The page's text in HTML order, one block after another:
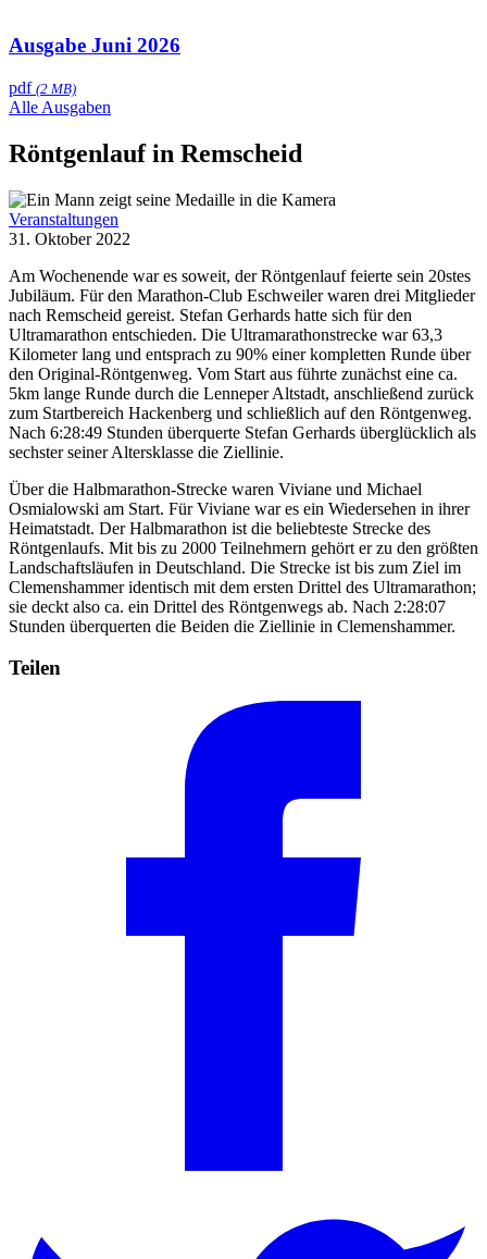
Ausgabe Juni 2026
pdf (2 MB)
Alle Ausgaben
Röntgenlauf in Remscheid
Veranstaltungen
31. Oktober 2022
Am Wochenende war es soweit, der Röntgenlauf feierte sein 20stes
Jubiläum. Für den Marathon-Club Eschweiler waren drei Mitglieder
nach Remscheid gereist. Stefan Gerhards hatte sich für den
Ultramarathon entschieden. Die Ultramarathonstrecke war 63,3
Kilometer lang und entsprach zu 90% einer kompletten Runde über
den Original-Röntgenweg. Vom Start aus führte zunächst eine ca.
5km lange Runde durch die Lenneper Altstadt, anschließend zurück
zum Startbereich Hackenberg und schließlich auf den Röntgenweg.
Nach 6:28:49 Stunden überquerte Stefan Gerhards überglücklich als
sechster seiner Altersklasse die Ziellinie.
Über die Halbmarathon-Strecke waren Viviane und Michael
Osmialowski am Start. Für Viviane war es ein Wiedersehen in ihrer
Heimatstadt. Der Halbmarathon ist die beliebteste Strecke des
Röntgenlaufs. Mit bis zu 2000 Teilnehmern gehört er zu den größten
Landschaftsläufen in Deutschland. Die Strecke ist bis zum Ziel im
Clemenshammer identisch mit dem ersten Drittel des Ultramarathon;
sie deckt also ca. ein Drittel des Röntgenwegs ab. Nach 2:28:07
Stunden überquerten die Beiden die Ziellinie in Clemenshammer.
Teilen